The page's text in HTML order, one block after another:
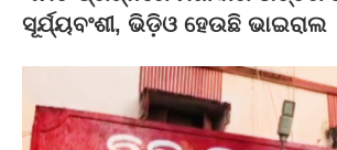
ସୂର୍ଯ୍ୟବଂଶୀ, ଭିଡ଼ିଓ ହେଉଛି ଭାଇରାଲ